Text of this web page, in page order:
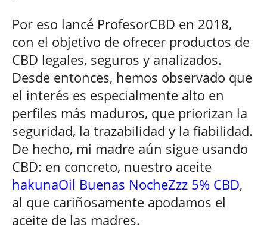
Por eso lancé ProfesorCBD en 2018,
con el objetivo de ofrecer productos de
CBD legales, seguros y analizados.
Desde entonces, hemos observado que
el interés es especialmente alto en
perfiles más maduros, que priorizan la
seguridad, la trazabilidad y la fiabilidad.
De hecho, mi madre aún sigue usando
CBD: en concreto, nuestro aceite
hakunaOil Buenas NocheZzz 5% CBD,
al que cariñosamente apodamos el
aceite de las madres.